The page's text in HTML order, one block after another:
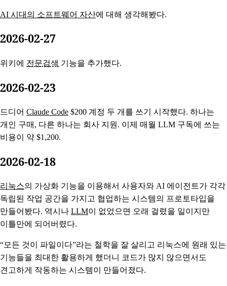
AI 시대의 소프트웨어 자산에 대해 생각해봤다.
2026-02-27
위키에 전문검색 기능을 추가했다.
2026-02-23
드디어 Claude Code $200 계정 두 개를 쓰기 시작했다. 하나는
개인 구매, 다른 하나는 회사 지원. 이제 매월 LLM 구독에 쓰는
비용이 약 $1,200.
2026-02-18
리눅스의 가상화 기능을 이용해서 사용자와 AI 에이전트가 각각
독립된 작업 공간을 가지고 협업하는 시스템의 프로토타입을
만들어봤다. 역시나 LLM이 없었으면 오래 걸렸을 일이지만
이틀만에 되어버렸다.
“모든 것이 파일이다”라는 철학을 잘 살리고 리눅스에 원래 있는
기능들을 최대한 활용하게 했더니 코드가 많지 않으면서도
견고하게 작동하는 시스템이 만들어졌다.